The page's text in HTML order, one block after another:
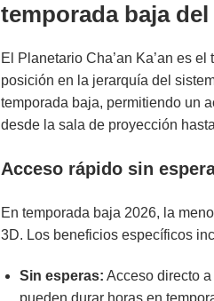
temporada baja
El Planetario Cha’an Ka’an es
posición en la jerarquía del
temporada baja, permitiendo un
desde la sala de proyección
Acceso rápido sin
En temporada baja 2026, la
3D. Los beneficios específicos
Sin esperas: Acceso directo
pueden durar horas en